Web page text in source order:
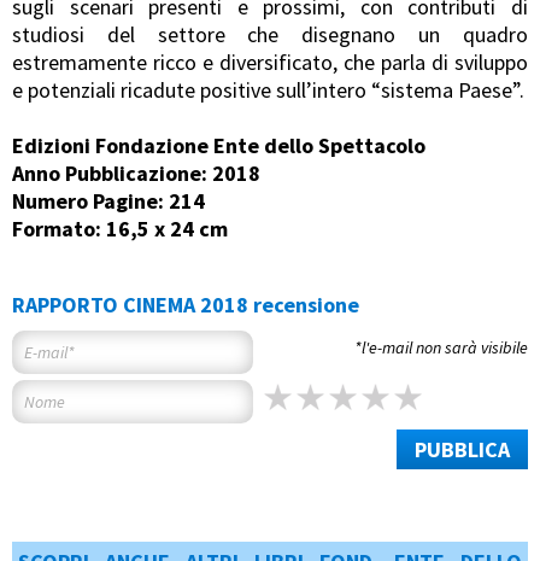
sugli scenari presenti e prossimi, con contributi di
studiosi del settore che disegnano un quadro
estremamente ricco e diversificato, che parla di sviluppo
e potenziali ricadute positive sull’intero “sistema Paese”.
Edizioni Fondazione Ente dello Spettacolo
Anno Pubblicazione: 2018
Numero Pagine: 214
Formato: 16,5 x 24 cm
RAPPORTO CINEMA 2018 recensione
*l'e-mail non sarà visibile
PUBBLICA